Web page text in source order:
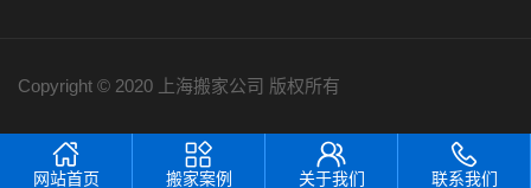
Copyright © 2020 上海搬家公司 版权所有
网站首页 搬家案例 关于我们 联系我们